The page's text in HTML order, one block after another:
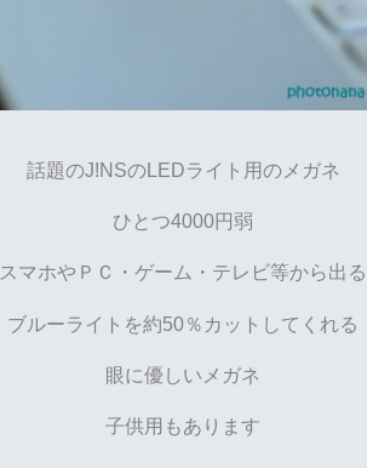
話題のJ!NSのLEDライト用のメガネ
ひとつ4000円弱
スマホやＰＣ・ゲーム・テレビ等から出る
ブルーライトを約50％カットしてくれる
眼に優しいメガネ
子供用もあります